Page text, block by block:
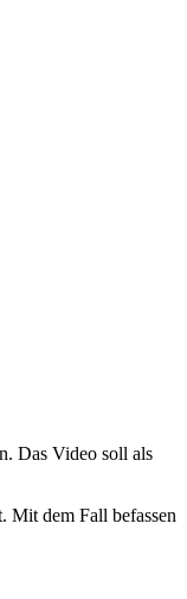
Das Video soll als
Mit dem Fall befassen